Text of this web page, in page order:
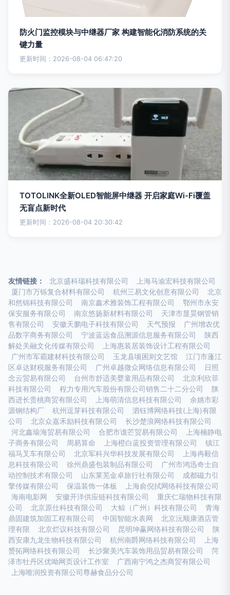
防火门监控模块与中继器厂家 构建智能化消防系统的关
键力量
更新时间：2026-08-04 06:47:20
TOTOLINK全新OLED智能屏中继器 开启家庭Wi-Fi覆盖
无盲点新时代
更新时间：2026-08-04 20:30:42
友情链接： 北京盛科瑞科技有限公司
上海马渝宏科技有限公司
厦门市万铄复合材料有限公司
杭州三易文化创意有限公司
北京
和然锦科技有限公司
南京鑫术雅装饰工程有限公司
鄂州市永安
保安服务有限公司
南京悠扬新材料有限公司
天津市显昊钢管销
售有限公司
安徽天鹏电子科技有限公司 天气预报
广州增农优
品数字商务有限公司
宁波蓝远食品溯源信息服务有限公司
陕西
解处关融文化传媒有限公司
上海惠装居装饰设计工程有限公司
广州市军霸建材科技有限公司
玉龙县顷困则文艺馆
江门市蓬江
区卓达财税服务有限公司
广州卓越微众网络信息有限公司
日照
念云贸易有限公司
台州市舒适美婴童用品有限公司
北京利欣菲
科技有限公司
程力专用汽车股份有限公司销售二十二分公司
陕
西进长贵桃商贸有限公司
上海萌清信息科技有限公司
余姚市彩
源钢结构厂
杭州逗芽科技有限公司
泗钰博网络科技(上海)有限
公司
北京众嘉禾励科技有限公司
长沙楚浪网络科技有限公司
河北鑫瑜海贸易有限公司
合肥市谯芒贸易有限公司
上海楠静电
子商务有限公司
周易算命 上海橙白蓝投资管理有限公司
镇江
福马叉车有限公司
北京军科兴华科技发展有限公司
上海冉毅信
息科技有限公司
徐州鼎盛包装制品有限公司
广州市鸿迅奇士自
动控制技术有限公司
山东莱芜金卓旅行社有限公司
成都磁力引
擎传媒有限公司
保温装饰一体板
上海俞倪拭网络科技有限公司
海南电影网
安徽开洋供应链科技有限公司
重庆仁瑞物科技有限
公司
北京原仕科技有限公司 大鲸（广州）科技有限公司
青海
鼎固建筑加固工程有限公司
中国智能水表网
北京沅顺康酒店管
理有限
北京烂议科技有限公司 昆明坤赢网络科技有限公司
陕
西安康九龙生物科技有限公司
杭州南爵网络科技有限公司
上海
赟拓网络科技有限公司
长沙聚美汽车装饰用品贸易有限公司
菏
泽市牡丹区优呦网页设计工作室
广西南宁鸿之杰商贸有限公司
上海唯润投资有限公司尊赫食品分公司